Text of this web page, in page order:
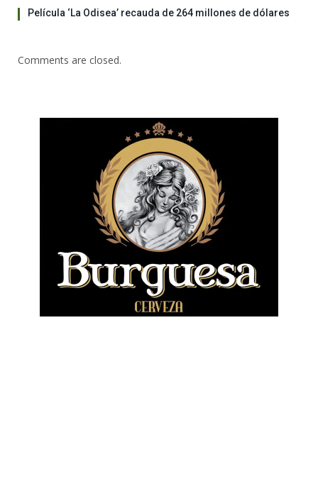
Película ‘La Odisea’ recauda de 264 millones de dólares
Comments are closed.